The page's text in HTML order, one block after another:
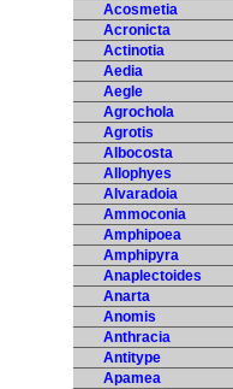
Acosmetia
Acronicta
Actinotia
Aedia
Aegle
Agrochola
Agrotis
Albocosta
Allophyes
Alvaradoia
Ammoconia
Amphipoea
Amphipyra
Anaplectoides
Anarta
Anomis
Anthracia
Antitype
Apamea